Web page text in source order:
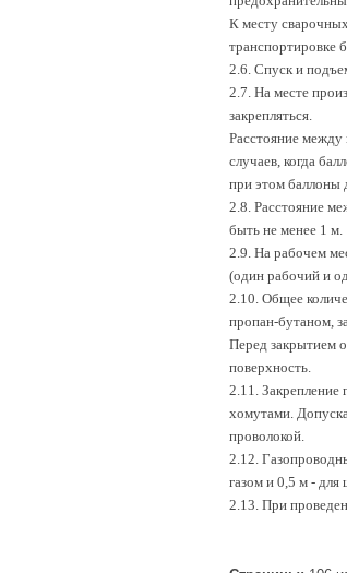
К месту
транспортировке
2.6. Спуск и
2.7. На месте
закрепляться.
Расстояние между
случаев, когда
при этом баллоны
2.8. Расстояние
быть не менее 1 м.
2.9. На рабочем
(один рабочий и
2.10. Общее
пропан-бутаном,
Перед закрытием
поверхность.
2.11.
хомутами.
проволокой.
2.12.
газом и 0,5 м - для
2.13. При